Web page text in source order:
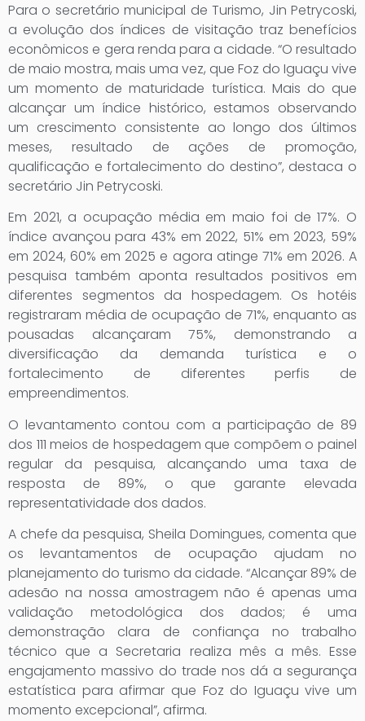
Para o secretário municipal de Turismo, Jin Petrycoski,
a evolução dos índices de visitação traz benefícios
econômicos e gera renda para a cidade. “O resultado
de maio mostra, mais uma vez, que Foz do Iguaçu vive
um momento de maturidade turística. Mais do que
alcançar um índice histórico, estamos observando
um crescimento consistente ao longo dos últimos
meses, resultado de ações de promoção,
qualificação e fortalecimento do destino”, destaca o
secretário Jin Petrycoski.
Em 2021, a ocupação média em maio foi de 17%. O
índice avançou para 43% em 2022, 51% em 2023, 59%
em 2024, 60% em 2025 e agora atinge 71% em 2026. A
pesquisa também aponta resultados positivos em
diferentes segmentos da hospedagem. Os hotéis
registraram média de ocupação de 71%, enquanto as
pousadas alcançaram 75%, demonstrando a
diversificação da demanda turística e o
fortalecimento de diferentes perfis de
empreendimentos.
O levantamento contou com a participação de 89
dos 111 meios de hospedagem que compõem o painel
regular da pesquisa, alcançando uma taxa de
resposta de 89%, o que garante elevada
representatividade dos dados.
A chefe da pesquisa, Sheila Domingues, comenta que
os levantamentos de ocupação ajudam no
planejamento do turismo da cidade. “Alcançar 89% de
adesão na nossa amostragem não é apenas uma
validação metodológica dos dados; é uma
demonstração clara de confiança no trabalho
técnico que a Secretaria realiza mês a mês. Esse
engajamento massivo do trade nos dá a segurança
estatística para afirmar que Foz do Iguaçu vive um
momento excepcional”, afirma.